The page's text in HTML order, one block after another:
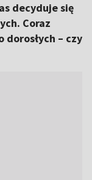
decyduje się
Coraz
dorosłych – czy